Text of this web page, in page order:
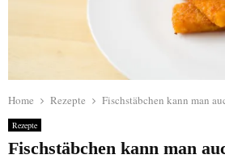
Home Rezepte Fischstäbchen kann man
Rezepte
Fischstäbchen kann man